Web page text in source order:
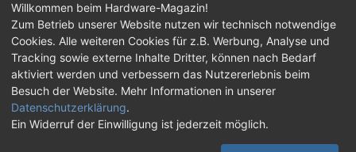
im Test genauer angesehen.
Impressum| Kontakt |Jobs |Datenschutz |
Consent‑Einstellungen |Haftungsausschluss
Feed Facebook
Twitch
Discord
Willkommen beim Hardware-Magazin!
Zum Betrieb unserer Website nutzen wir technisch notwendige
Cookies. Alle weiteren Cookies für z.B. Werbung, Analyse und
Tracking sowie externe Inhalte Dritter, können nach Bedarf
aktiviert werden und verbessern das Nutzererlebnis beim
Besuch der Website. Mehr Informationen in unserer
Datenschutzerklärung.
Ein Widerruf der Einwilligung ist jederzeit möglich.